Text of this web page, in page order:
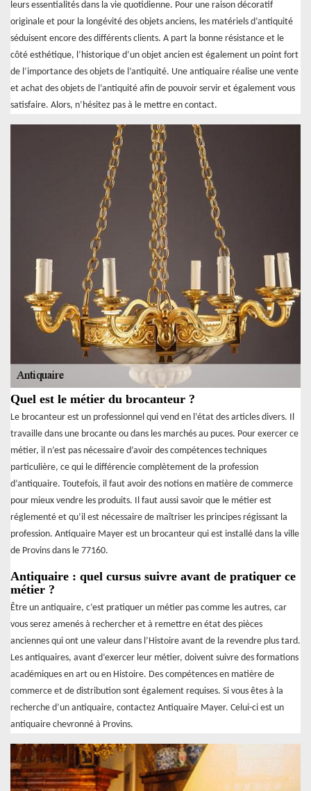
leurs essentialités dans la vie quotidienne. Pour une raison décoratif
originale et pour la longévité des objets anciens, les matériels d’antiquité
séduisent encore des différents clients. A part la bonne résistance et le
côté esthétique, l’historique d’un objet ancien est également un point fort
de l’importance des objets de l’antiquité. Une antiquaire réalise une vente
et achat des objets de l’antiquité afin de pouvoir servir et également vous
satisfaire. Alors, n’hésitez pas à le mettre en contact.
Quel est le métier du brocanteur ?
Le brocanteur est un professionnel qui vend en l’état des articles divers. Il
travaille dans une brocante ou dans les marchés au puces. Pour exercer ce
métier, il n’est pas nécessaire d’avoir des compétences techniques
particulière, ce qui le différencie complètement de la profession
d’antiquaire. Toutefois, il faut avoir des notions en matière de commerce
pour mieux vendre les produits. Il faut aussi savoir que le métier est
réglementé et qu’il est nécessaire de maîtriser les principes régissant la
profession. Antiquaire Mayer est un brocanteur qui est installé dans la ville
de Provins dans le 77160.
Antiquaire : quel cursus suivre avant de pratiquer ce
métier ?
Être un antiquaire, c’est pratiquer un métier pas comme les autres, car
vous serez amenés à rechercher et à remettre en état des pièces
anciennes qui ont une valeur dans l’Histoire avant de la revendre plus tard.
Les antiquaires, avant d’exercer leur métier, doivent suivre des formations
académiques en art ou en Histoire. Des compétences en matière de
commerce et de distribution sont également requises. Si vous êtes à la
recherche d’un antiquaire, contactez Antiquaire Mayer. Celui-ci est un
antiquaire chevronné à Provins.